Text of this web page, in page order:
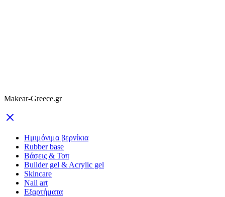
Makear-Greece.gr
Ημιμόνιμα βερνίκια
Rubber base
Βάσεις & Τοπ
Builder gel & Acrylic gel
Skincare
Nail art
Εξαρτήματα